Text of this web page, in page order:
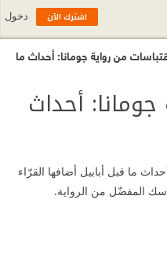
من رواية جومانا: أحداث ما
أحداث
ما قبل أبابيل أضافها القرّاء
المفضّل من الرواية.
اشترك الآن دخول